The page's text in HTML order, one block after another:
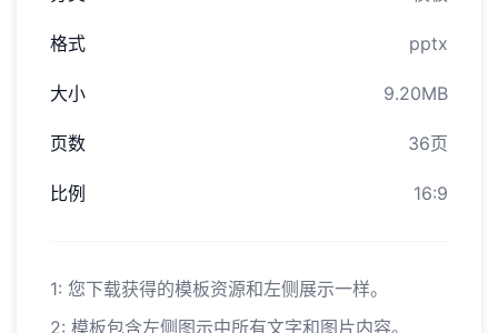
格式 pptx
大小 9.20MB
页数 36页
比例 16:9
1: 您下载获得的模板资源和左侧展示一样。
2: 模板包含左侧图示中所有文字和图片内容。